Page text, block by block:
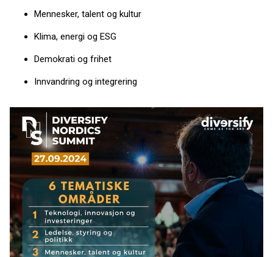
Mennesker, talent og kultur
Klima, energi og ESG
Demokrati og frihet
Innvandring og integrering